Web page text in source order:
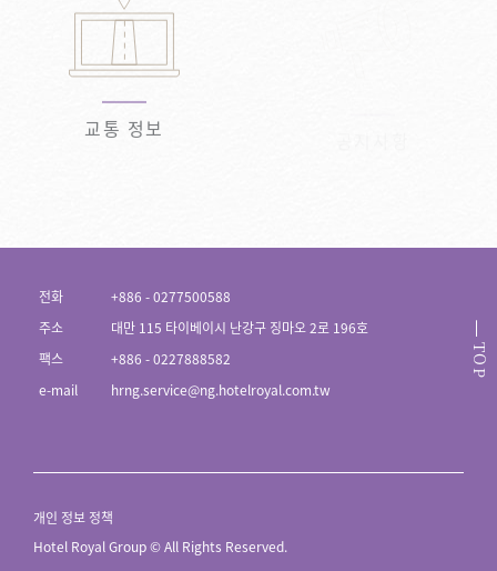
교통 정보
TOP
전화
+886 - 0277500588
주소
대만 115 타이베이시 난강구 징마오 2로 196호
팩스
+886 - 0227888582
e-mail
hrng.service@ng.hotelroyal.com.tw
개인 정보 정책
Hotel Royal Group © All Rights Reserved.